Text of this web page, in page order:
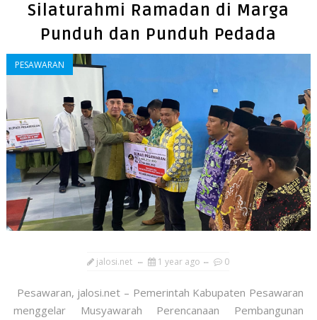
Silaturahmi Ramadan di Marga
Punduh dan Punduh Pedada
PESAWARAN
jalosi.net 1 year ago 0
Pesawaran, jalosi.net – Pemerintah Kabupaten Pesawaran
menggelar Musyawarah Perencanaan Pembangunan